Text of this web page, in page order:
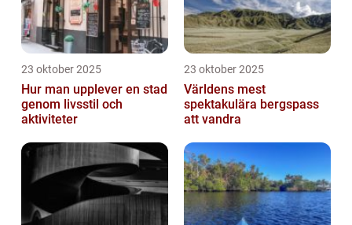
23 oktober 2025
Hur man upplever en stad
genom livsstil och
aktiviteter
23 oktober 2025
Världens mest
spektakulära bergspass
att vandra